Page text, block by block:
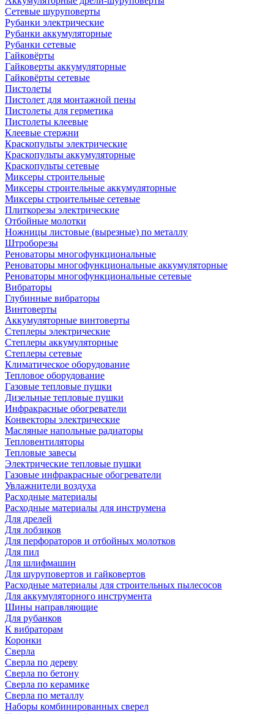
Сетевые шуруповерты
Рубанки электрические
Рубанки аккумуляторные
Рубанки сетевые
Гайковёрты
Гайковерты аккумуляторные
Гайковёрты сетевые
Пистолеты
Пистолет для монтажной пены
Пистолеты для герметика
Пистолеты клеевые
Клеевые стержни
Краскопульты электрические
Краскопульты аккумуляторные
Краскопульты сетевые
Миксеры строительные
Миксеры строительные аккумуляторные
Миксеры строительные сетевые
Плиткорезы электрические
Отбойные молотки
Ножницы листовые (вырезные) по металлу
Штроборезы
Реноваторы многофункциональные
Реноваторы многофункциональные аккумуляторные
Реноваторы многофункциональные сетевые
Вибраторы
Глубинные вибраторы
Винтоверты
Аккумуляторные винтоверты
Степлеры электрические
Степлеры аккумуляторные
Степлеры сетевые
Климатическое оборудование
Тепловое оборудование
Газовые тепловые пушки
Дизельные тепловые пушки
Инфракрасные обогреватели
Конвекторы электрические
Масляные напольные радиаторы
Тепловентиляторы
Тепловые завесы
Электрические тепловые пушки
Газовые инфракрасные обогреватели
Увлажнители воздуха
Расходные материалы
Расходные материалы для инструмена
Для дрелей
Для лобзиков
Для перфораторов и отбойных молотков
Для пил
Для шлифмашин
Для шуруповертов и гайковертов
Расходные материалы для строительных пылесосов
Для аккумуляторного инструмента
Шины направляющие
Для рубанков
К вибраторам
Коронки
Сверла
Сверла по дереву
Сверла по бетону
Сверла по керамике
Сверла по металлу
Наборы комбинированных сверел